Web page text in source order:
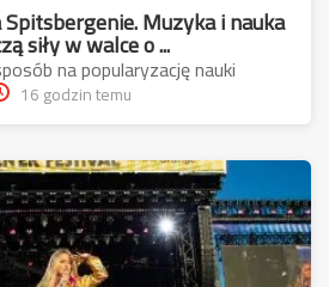
Muzyka i nauka
połączą siły w walce o ...
na popularyzację nauki
16 godzin temu